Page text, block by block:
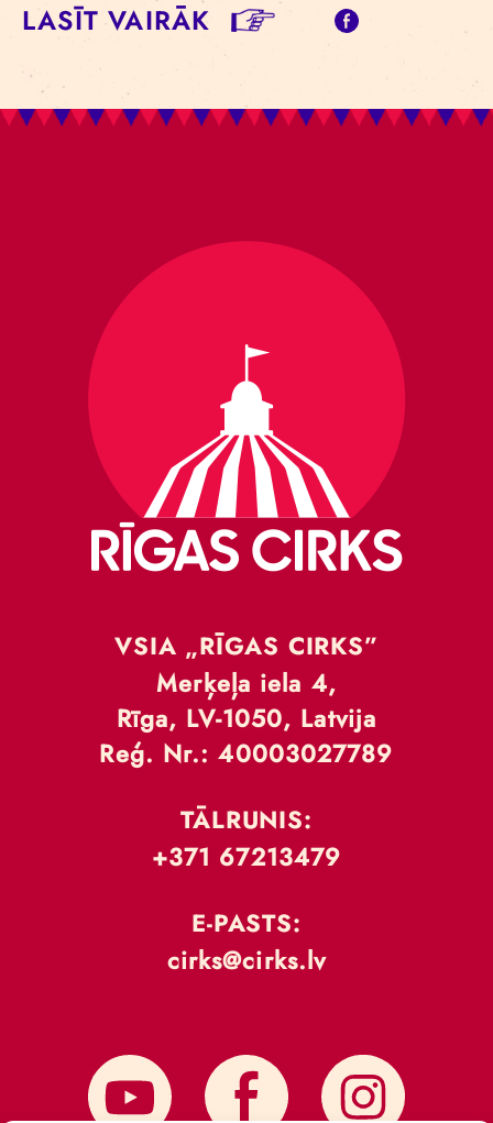
LASĪT VAIRĀK
VSIA „RĪGAS CIRKS”
Merķeļa iela 4,
Rīga, LV-1050, Latvija
Reģ. Nr.: 40003027789
TĀLRUNIS:
+371 67213479
E-PASTS:
cirks@cirks.lv